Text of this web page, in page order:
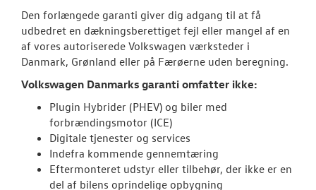
ID. Buzz
T-Roc
ID.7 og ID.7
NYE VAREBILER
Den forlængede garanti giver dig adgang til at få
udbedret en dækningsberettiget fejl eller mangel af en
af vores autoriserede Volkswagen værksteder i
Danmark, Grønland eller på Færøerne uden beregning.
Volkswagen Danmarks garanti omfatter ikke:
Plugin Hybrider (PHEV) og biler med
forbrændingsmotor (ICE)
Digitale tjenester og services
Indefra kommende gennemtæring
Eftermonteret udstyr eller tilbehør, der ikke er en
del af bilens oprindelige opbygning